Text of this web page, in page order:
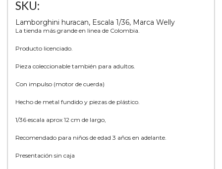
SKU:
Lamborghini huracan, Escala 1/36, Marca Welly
La tienda más grande en linea de Colombia.
Producto licenciado.
Pieza coleccionable también para adultos.
Con impulso (motor de cuerda)
Hecho de metal fundido y piezas de plástico.
1/36 escala aprox 12 cm de largo,
Recomendado para niños de edad 3 años en adelante.
Presentación sin caja